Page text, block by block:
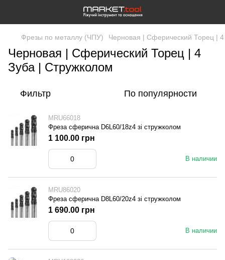
Фрезы по металлу (ЧПУ) Черновая | Сферический Торец |
Черновая | Сферический Торец | 4
Зуба | Стружколом
Фильтр По популярности
MRU66018
Фреза сферична D6L60/18z4 зі стружколом
В наличии
1 100.00 грн
MRU86020
Фреза сферична D8L60/20z4 зі стружколом
В наличии
1 690.00 грн